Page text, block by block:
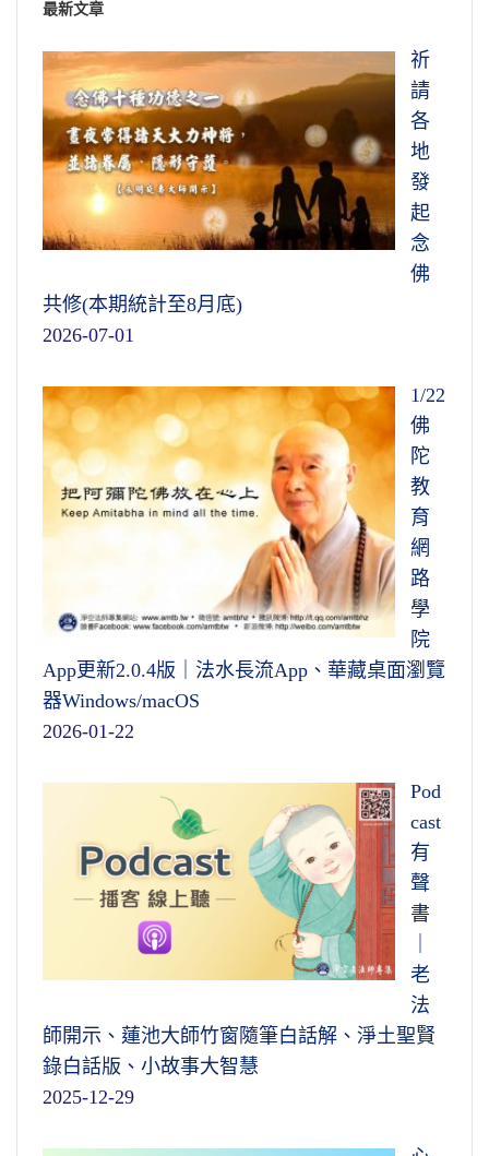
最新文章
祈
請
各
地
發
起
念
佛
共修(本期統計至8月底)
2026-07-01
1/22
佛
陀
教
育
網
路
學
院
App更新2.0.4版｜法水長流App、華藏桌面瀏覽
器Windows/macOS
2026-01-22
Pod
cast
有
聲
書
老
法
師開示、蓮池大師竹窗隨筆白話解、淨土聖賢
錄白話版、小故事大智慧
2025-12-29